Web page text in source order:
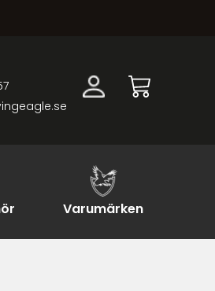
Varumärken